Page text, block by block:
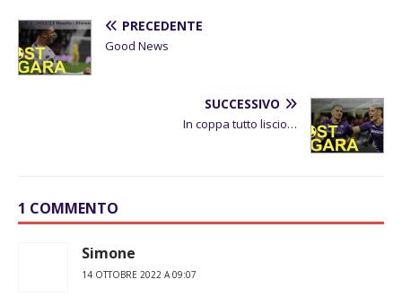
PRECEDENTE
Good News
SUCCESSIVO
In coppa tutto liscio…
1 COMMENTO
Simone
14 OTTOBRE 2022 A 09:07